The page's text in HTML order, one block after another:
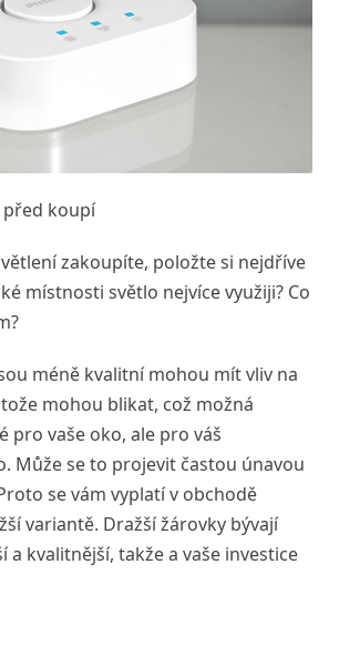
před koupí
zakoupíte, položte si nejdříve
místnosti světlo nejvíce využiji? Co
méně kvalitní mohou mít vliv na
mohou blikat, což možná
pro vaše oko, ale pro váš
Může se to projevit častou únavou
se vám vyplatí v obchodě
variantě. Dražší žárovky bývají
a kvalitnější, takžea vaše investice